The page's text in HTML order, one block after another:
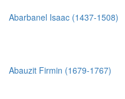
Abarbanel Isaac (1437-1508)
Abauzit Firmin (1679-1767)